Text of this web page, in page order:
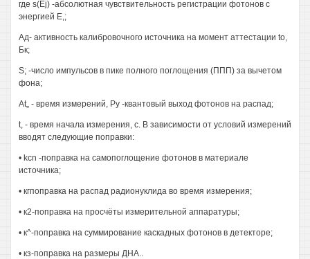
где s(Ej) -абсолютная чувствительность регистрации фотонов с
энергией Е,;
Ад- активность калибровочного источника на момент аттестации to,
Бк;
S; -число импульсов в пике полного поглощения (ППП) за вычетом
фона;
At„ - время измерений, Ру -квантовый выход фотонов на распад;
t, - время начала измерения, с. В зависимости от условий измерений
вводят следующие поправки:
• kcn -поправка на самопоглощение фотонов в материале
источника;
• кгпоправка на распад радионуклида во время измерения;
• к2-поправка на просчёты измерительной аппаратуры;
• к^-поправка на суммирование каскадных фотонов в детекторе;
• кз-поправка на размеры ДНА..